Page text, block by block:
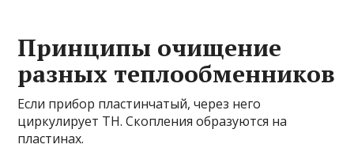
Принципы очищение
разных теплообменников
Если прибор пластинчатый, через него
циркулирует ТН. Скопления образуются на
пластинах.